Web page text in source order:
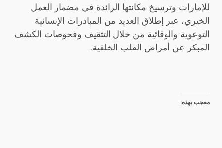
للإمارات وترسيخ مكانتها الرائدة في مضمار العمل
الخيري، عبر إطلاق العديد من المبادرات الإنسانية
التوعوية والوقائية من خلال التثقيف وفحوصات الكشف
المبكر عن أمراض القلب الخلقية.
معجب بهذه: